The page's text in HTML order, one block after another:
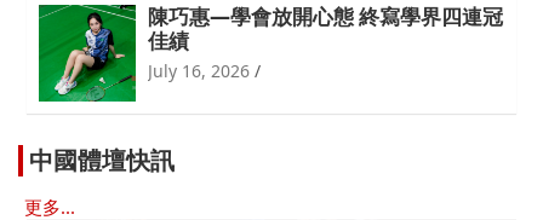
陳巧惠—學會放開心態 終寫學界四連冠
佳績
July 16, 2026
中國體壇快訊
更多...